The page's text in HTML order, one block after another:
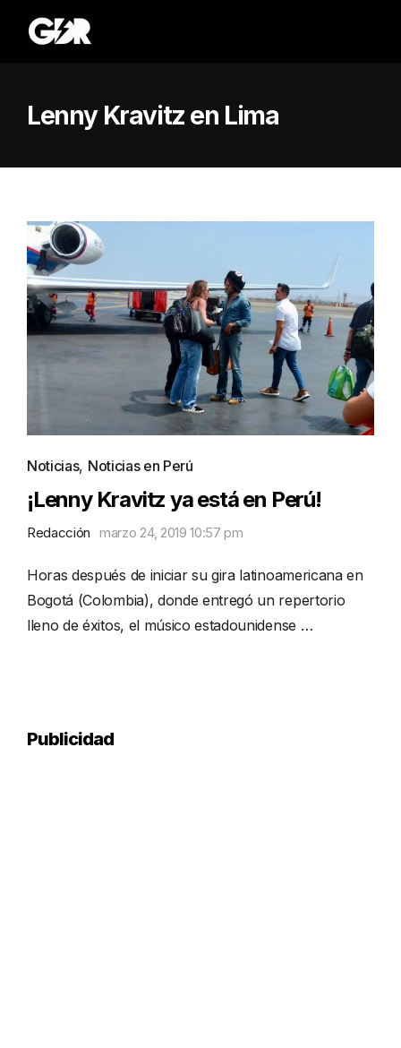
Lenny Kravitz en Lima
Noticias, Noticias en Perú
¡Lenny Kravitz ya está en Perú!
Redacción marzo 24, 2019 10:57 pm
Horas después de iniciar su gira latinoamericana en
Bogotá (Colombia), donde entregó un repertorio
lleno de éxitos, el músico estadounidense …
Publicidad